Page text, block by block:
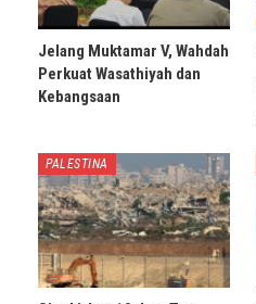
Jelang Muktamar V, Wahdah
Perkuat Wasathiyah dan
Kebangsaan
PALESTINA